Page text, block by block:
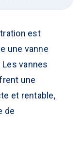
est
une vanne
vannes
une
et rentable,
de